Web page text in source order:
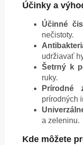
Účinky a
Účinné
nečistoty.
udržiavať
Šetrný k
ruky.
Prírodné
prírodných
a zeleninu.
Kde môžete